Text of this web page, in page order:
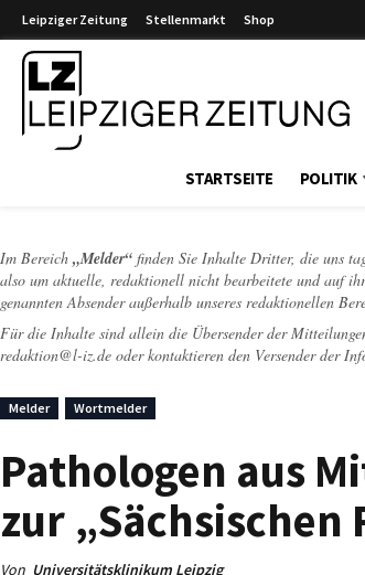
Leipziger Zeitung Stellenmarkt Shop
STARTSEITE POLITIK
Im Bereich „Melder“ finden Sie Inhalte Dritter, die uns
also um aktuelle, redaktionell nicht bearbeitete und auf
genannten Absender außerhalb unseres redaktionellen
Für die Inhalte sind allein die Übersender der
redaktion@l-iz.de oder kontaktieren den Versender der
Melder Wortmelder
Pathologen aus
zur „Sächsischen
Von Universitätsklinikum Leipzig